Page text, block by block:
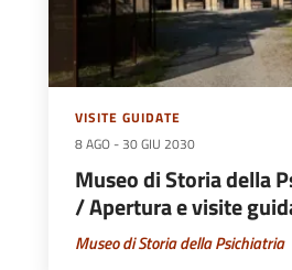
VISITE GUIDATE
8 AGO -30 GIU 2030
Museo di Storia della
/ Apertura e visite
Museo di Storia della Psichiatria